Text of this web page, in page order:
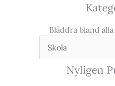
Bläddra bland
Nyligen